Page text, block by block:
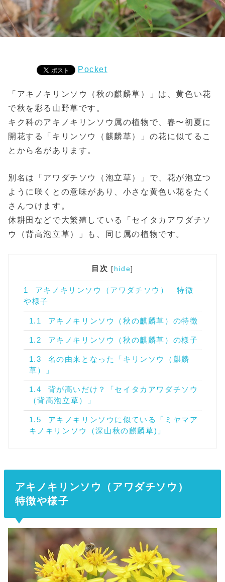
Pocket
「アキノキリンソウ（秋の麒麟草）」は、黄色い花
で秋を彩る山野草です。
キク科のアキノキリンソウ属の植物で、春〜初夏に
開花する「キリンソウ（麒麟草）」の花に似てるこ
とから名があります。
別名は「アワダチソウ（泡立草）」で、花が泡立つ
ように咲くとの意味があり、小さな黄色い花をたく
さんつけます。
休耕田などで大繁殖している「セイタカアワダチソ
ウ（背高泡立草）」も、同じ属の植物です。
目次 [ hide]
1
アキノキリンソウ（アワダチソウ） 特徴
や様子
1.1 アキノキリンソウ（秋の麒麟草）の特徴
1.2 アキノキリンソウ（秋の麒麟草）の様子
1.3
名の由来となった「キリンソウ（麒麟
草）」
1.4
背が高いだけ？「セイタカアワダチソウ
（背高泡立草）」
1.5
アキノキリンソウに似ている「ミヤマア
キノキリンソウ（深山秋の麒麟草)」
アキノキリンソウ（アワダチソウ）
特徴や様子